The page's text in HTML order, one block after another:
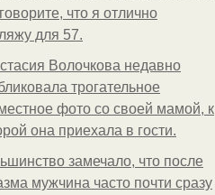
что я отлично
для 57.
Волочкова недавно
трогательное
фото со своей мамой, к
она приехала в гости.
замечало, что после
мужчина часто почти сразу